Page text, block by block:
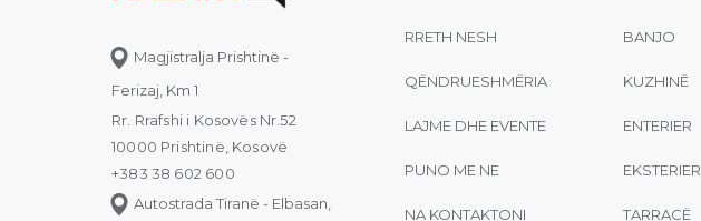
Magjistralja Prishtinë -
Ferizaj, Km 1
Rr. Rrafshi i Kosovës Nr.52
10000 Prishtinë, Kosovë
+383 38 602 600
Autostrada Tiranë - Elbasan,
RRETH NESH
QËNDRUESHMËRIA
LAJME DHE EVENTE
PUNO ME NE
NA KONTAKTONI
BANJO
KUZHINË
ENTERIER
EKSTERIER
TARRACË